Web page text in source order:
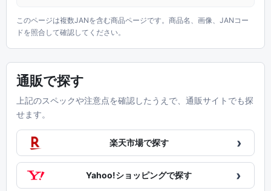
このページは複数JANを含む商品ページです。商品名、画像、JANコー
ドを照合して確認してください。
通販で探す
上記のスペックや注意点を確認したうえで、通販サイトでも探
せます。
楽天市場で探す ›
Yahoo!ショッピングで探す ›